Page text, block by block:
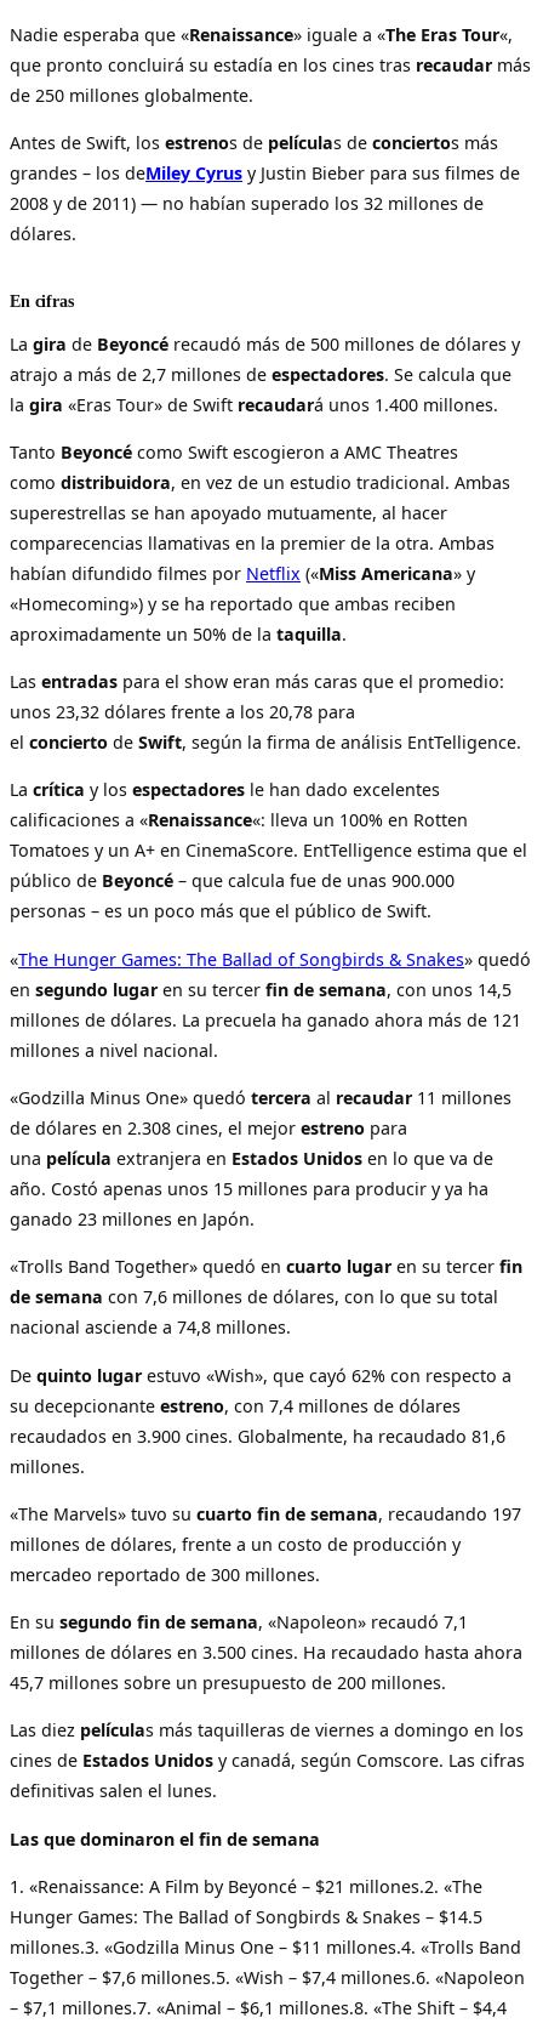
Nadie esperaba que «Renaissance» iguale a «The Eras Tour«,
que pronto concluirá su estadía en los cines tras recaudarmás
de 250 millones globalmente.
Antes de Swift, los estrenos de películas de conciertos más
grandes – los deMiley Cyrus y Justin Bieber para sus filmes de
2008 y de 2011) — no habían superado los 32 millones de
dólares.
En cifras
La gira de Beyoncé recaudó más de 500 millones de dólares y
atrajo a más de 2,7 millones de espectadores. Se calcula que
la gira «Eras Tour» de Swift recaudará unos 1.400 millones.
Tanto Beyoncé como Swift escogieron a AMC Theatres
como distribuidora, en vez de un estudio tradicional. Ambas
superestrellas se han apoyado mutuamente, al hacer
comparecencias llamativas en la premier de la otra. Ambas
habían difundido filmes por Netflix («Miss Americana» y
«Homecoming») y se ha reportado que ambas reciben
aproximadamente un 50% de la taquilla.
Las entradas para el show eran más caras que el promedio:
unos 23,32 dólares frente a los 20,78 para
el concierto de Swift, según la firma de análisis EntTelligence.
La crítica y los espectadores le han dado excelentes
calificaciones a «Renaissance«: lleva un 100% en Rotten
Tomatoes y un A+ en CinemaScore. EntTelligence estima que el
público de Beyoncé – que calcula fue de unas 900.000
personas – es un poco más que el público de Swift.
«The Hunger Games: The Ballad of Songbirds & Snakes» quedó
en segundo lugaren su tercer fin de semana, con unos 14,5
millones de dólares. La precuela ha ganado ahora más de 121
millones a nivel nacional.
«Godzilla Minus One» quedó tercera al recaudar11 millones
de dólares en 2.308 cines, el mejor estreno para
una película extranjera en Estados Unidos en lo que va de
año. Costó apenas unos 15 millones para producir y ya ha
ganado 23 millones en Japón.
«Trolls Band Together» quedó en cuarto lugaren su tercer fin
de semana con 7,6 millones de dólares, con lo que su total
nacional asciende a 74,8 millones.
De quinto lugarestuvo «Wish», que cayó 62% con respecto a
su decepcionante estreno, con 7,4 millones de dólares
recaudados en 3.900 cines. Globalmente, ha recaudado 81,6
millones.
«The Marvels» tuvo su cuarto fin de semana, recaudando 197
millones de dólares, frente a un costo de producción y
mercadeo reportado de 300 millones.
En su segundo fin de semana, «Napoleon» recaudó 7,1
millones de dólares en 3.500 cines. Ha recaudado hasta ahora
45,7 millones sobre un presupuesto de 200 millones.
Las diez películas más taquilleras de viernes a domingo en los
cines de Estados Unidos y canadá, según Comscore. Las cifras
definitivas salen el lunes.
Las que dominaron el fin de semana
1. «Renaissance: A Film by Beyoncé – $21 millones.2. «The
Hunger Games: The Ballad of Songbirds & Snakes – $14.5
millones.3. «Godzilla Minus One – $11 millones.4. «Trolls Band
Together – $7,6 millones.5. «Wish – $7,4 millones.6. «Napoleon
– $7,1 millones.7. «Animal – $6,1 millones.8. «The Shift – $4,4